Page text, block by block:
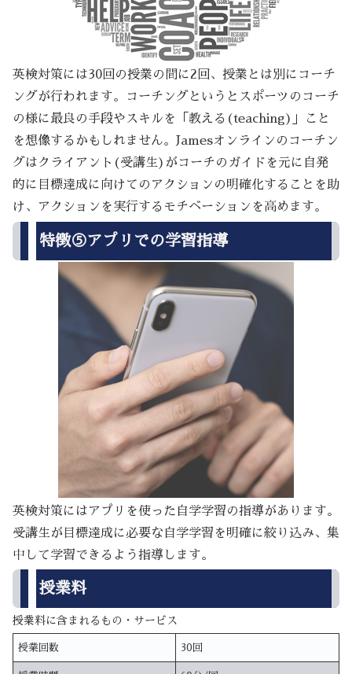
英検対策には30回の授業の間に2回、授業とは別にコーチ
ングが行われます。コーチングというとスポーツのコーチ
の様に最良の手段やスキルを「教える(teaching)」こと
を想像するかもしれません。Jamesオンラインのコーチン
グはクライアント(受講生)がコーチのガイドを元に自発
的に目標達成に向けてのアクションの明確化することを助
け、アクションを実行するモチベーションを高めます。
特徴⑤アプリでの学習指導
英検対策にはアプリを使った自学学習の指導があります。
受講生が目標達成に必要な自学学習を明確に絞り込み、集
中して学習できるよう指導します。
授業料
授業料に含まれるもの・サービス
授業回数 30回